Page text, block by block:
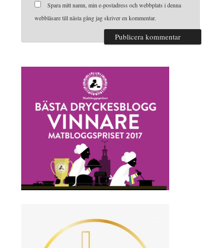
Spara mitt namn, min e-postadress och webbplats i denna
webbläsare till nästa gång jag skriver en kommentar.